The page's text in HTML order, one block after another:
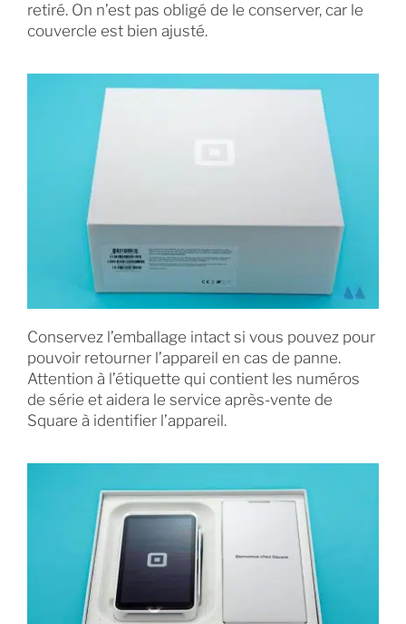
retiré. On n’est pas obligé de le conserver, car le
couvercle est bien ajusté.
Conservez l’emballage intact si vous pouvez pour
pouvoir retourner l’appareil en cas de panne.
Attention à l’étiquette qui contient les numéros
de série et aidera le service après-vente de
Square à identifier l’appareil.